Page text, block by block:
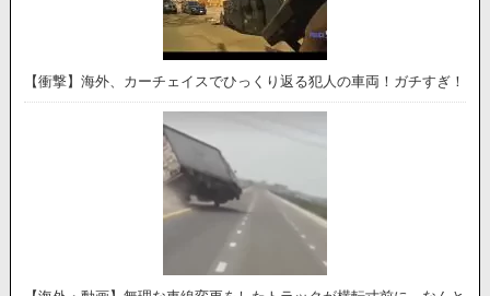
【衝撃】海外、カーチェイスでひっくり返る犯人の車両！ガチすぎ！